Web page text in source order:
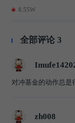
8.55W
全部评论 3
对冲基金的动作总是
zh008